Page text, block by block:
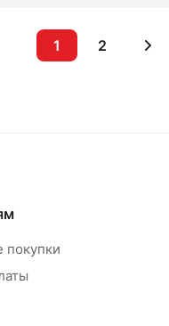
1 2